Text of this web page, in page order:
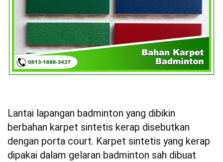
Lantai lapangan badminton yang dibikin
berbahan karpet sintetis kerap disebutkan
dengan porta court. Karpet sintetis yang kerap
dipakai dalam gelaran badminton sah dibuat